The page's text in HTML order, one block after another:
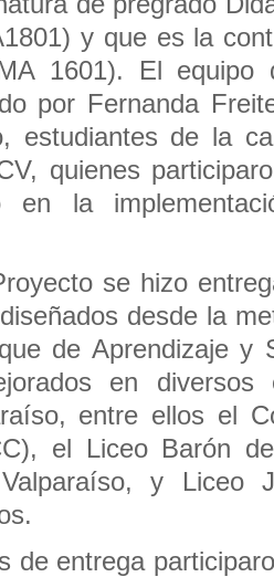
y que es la
1601). El equipo
por Fernanda
estudiantes de la
quienes
en la
se hizo
desde la
de Aprendizaje y
en diversos
entre ellos el
el Liceo Barón
y Liceo
de entrega